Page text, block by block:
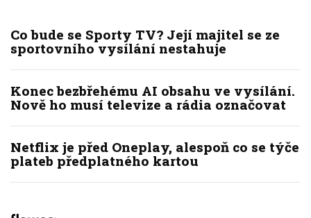
Co bude se Sporty TV? Její majitel se ze
sportovního vysílání nestahuje
Konec bezbřehému AI obsahu ve vysílání.
Nově ho musí televize a rádia označovat
Netflix je před Oneplay, alespoň co se týče
plateb předplatného kartou